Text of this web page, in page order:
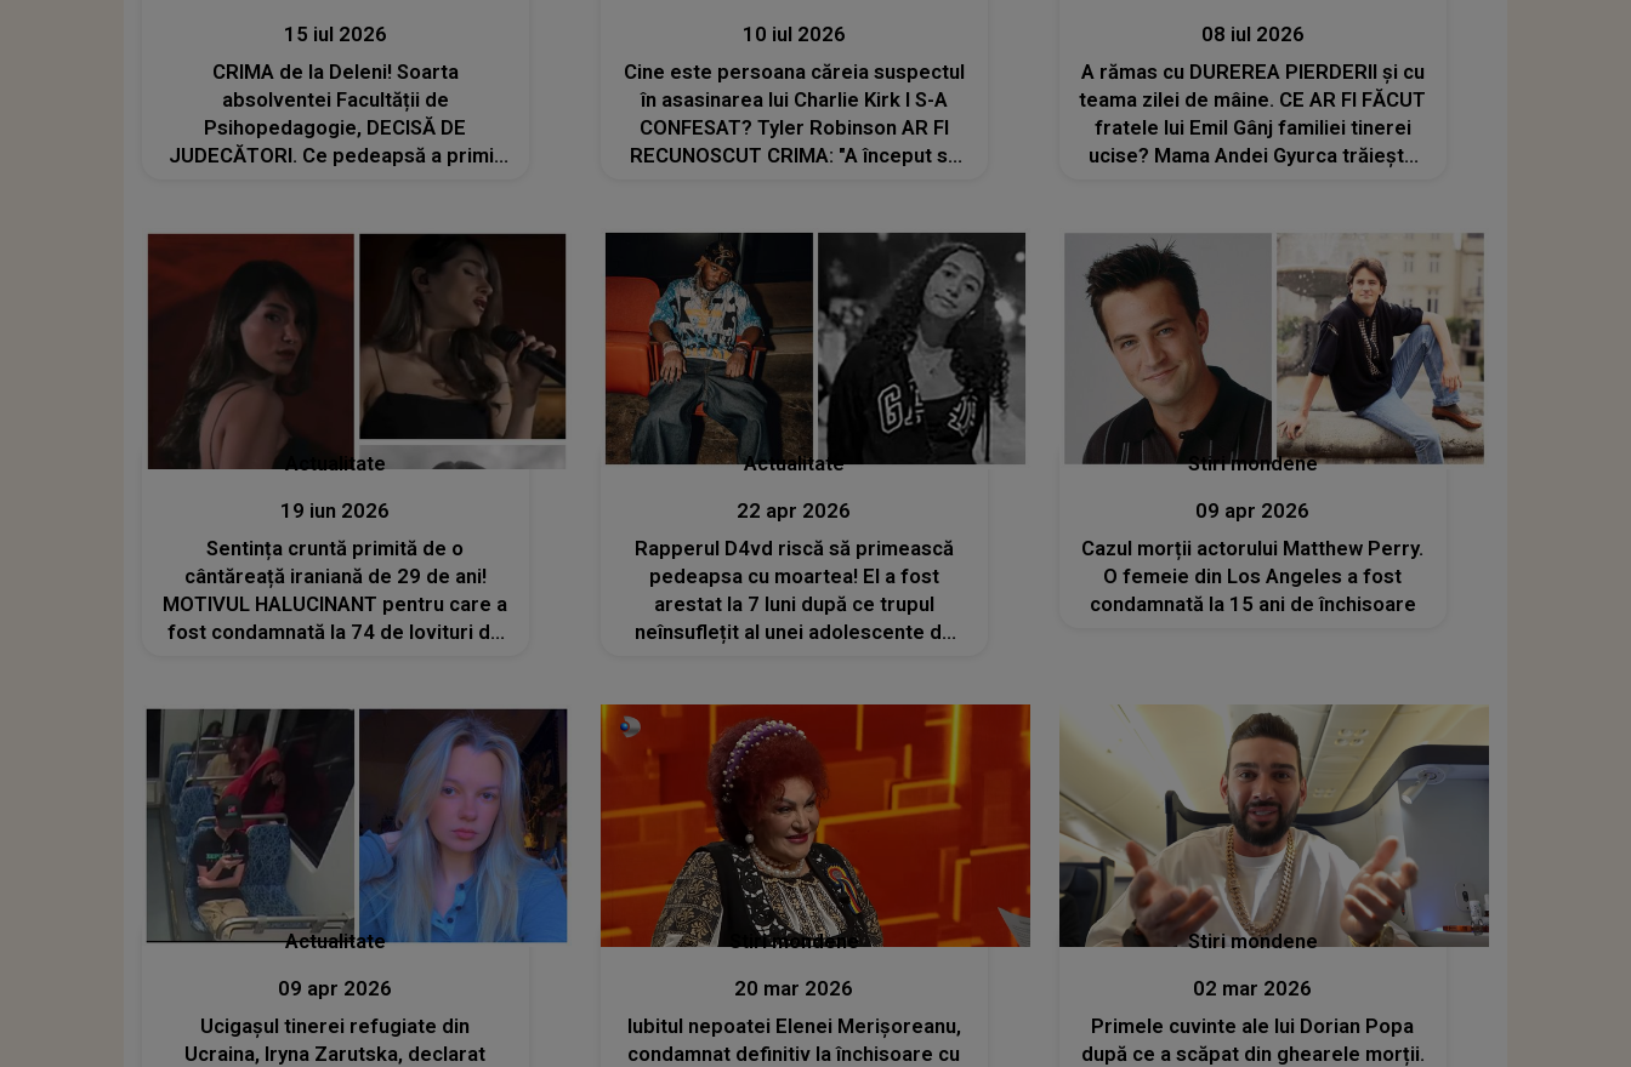
15 iul 2026
CRIMA de la Deleni! Soarta
absolventei Facultății de
Psihopedagogie, DECISĂ DE
JUDECĂTORI. Ce pedeapsă a primit
10 iul 2026
Cine este persoana căreia suspectul
în asasinarea lui Charlie Kirk I S-A
CONFESAT? Tyler Robinson AR FI
RECUNOSCUT CRIMA: "A început să
08 iul 2026
A rămas cu DUREREA PIERDERII și cu
teama zilei de mâine. CE AR FI FĂCUT
fratele lui Emil Gânj familiei tinerei
ucise? Mama Andei Gyurca trăiește
Pământului. Când merg acasă eu nu..."
Actualitate
19 iun 2026
Sentința cruntă primită de o
cântăreață iraniană de 29 de ani!
MOTIVUL HALUCINANT pentru care a
fost condamnată la 74 de lovituri de
Actualitate
22 apr 2026
Rapperul D4vd riscă să primească
pedeapsa cu moartea! El a fost
arestat la 7 luni după ce trupul
neînsuflețit al unei adolescente de
Stiri mondene
09 apr 2026
Cazul morții actorului Matthew Perry.
O femeie din Los Angeles a fost
condamnată la 15 ani de închisoare
Actualitate
09 apr 2026
Ucigașul tinerei refugiate din
Ucraina, Iryna Zarutska, declarat
Stiri mondene
20 mar 2026
Iubitul nepoatei Elenei Merișoreanu,
condamnat definitiv la închisoare cu
Stiri mondene
02 mar 2026
Primele cuvinte ale lui Dorian Popa
după ce a scăpat din ghearele morții.